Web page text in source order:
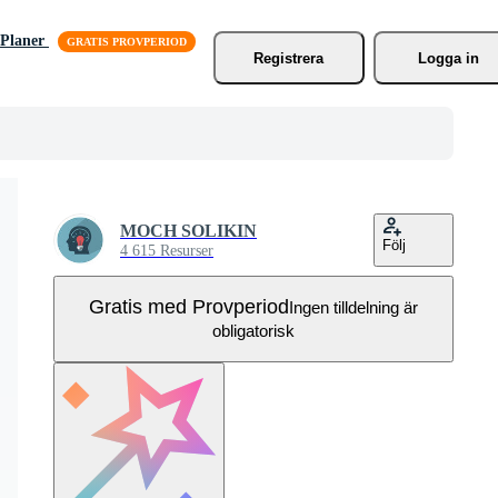
Planer
Registrera
Logga in
MOCH SOLIKIN
4 615 Resurser Följ
Gratis med ProvperiodIngen tilldelning är
obligatorisk